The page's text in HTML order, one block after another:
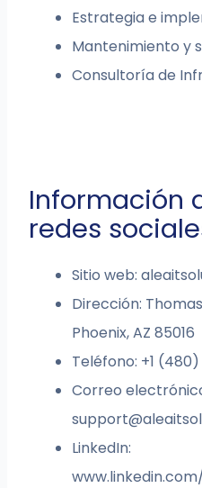
Estrategia e
Mantenimiento y
Consultoría de
Información
redes
Sitio web:
Dirección:
Phoenix, AZ 85016
Teléfono: +1
Correo
LinkedIn: